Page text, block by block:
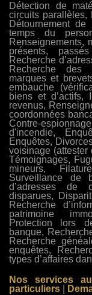
Détection de
circuits parallèles,
Détournement
temps du
Renseignements,
présents,
Recherche
Recherche des
marques et
embauche
biens et
revenus,
coordonnées
Contre-
d'incendie,
Enquêtes,
voisinage (attester
Témoignages,
mineurs,
Surveillance de
d’adresses de
disparues,
Recherche
patrimoine
Protection lors
banque,
Recherche
enquêtes,
types d’affaires
Nos services
particuliers